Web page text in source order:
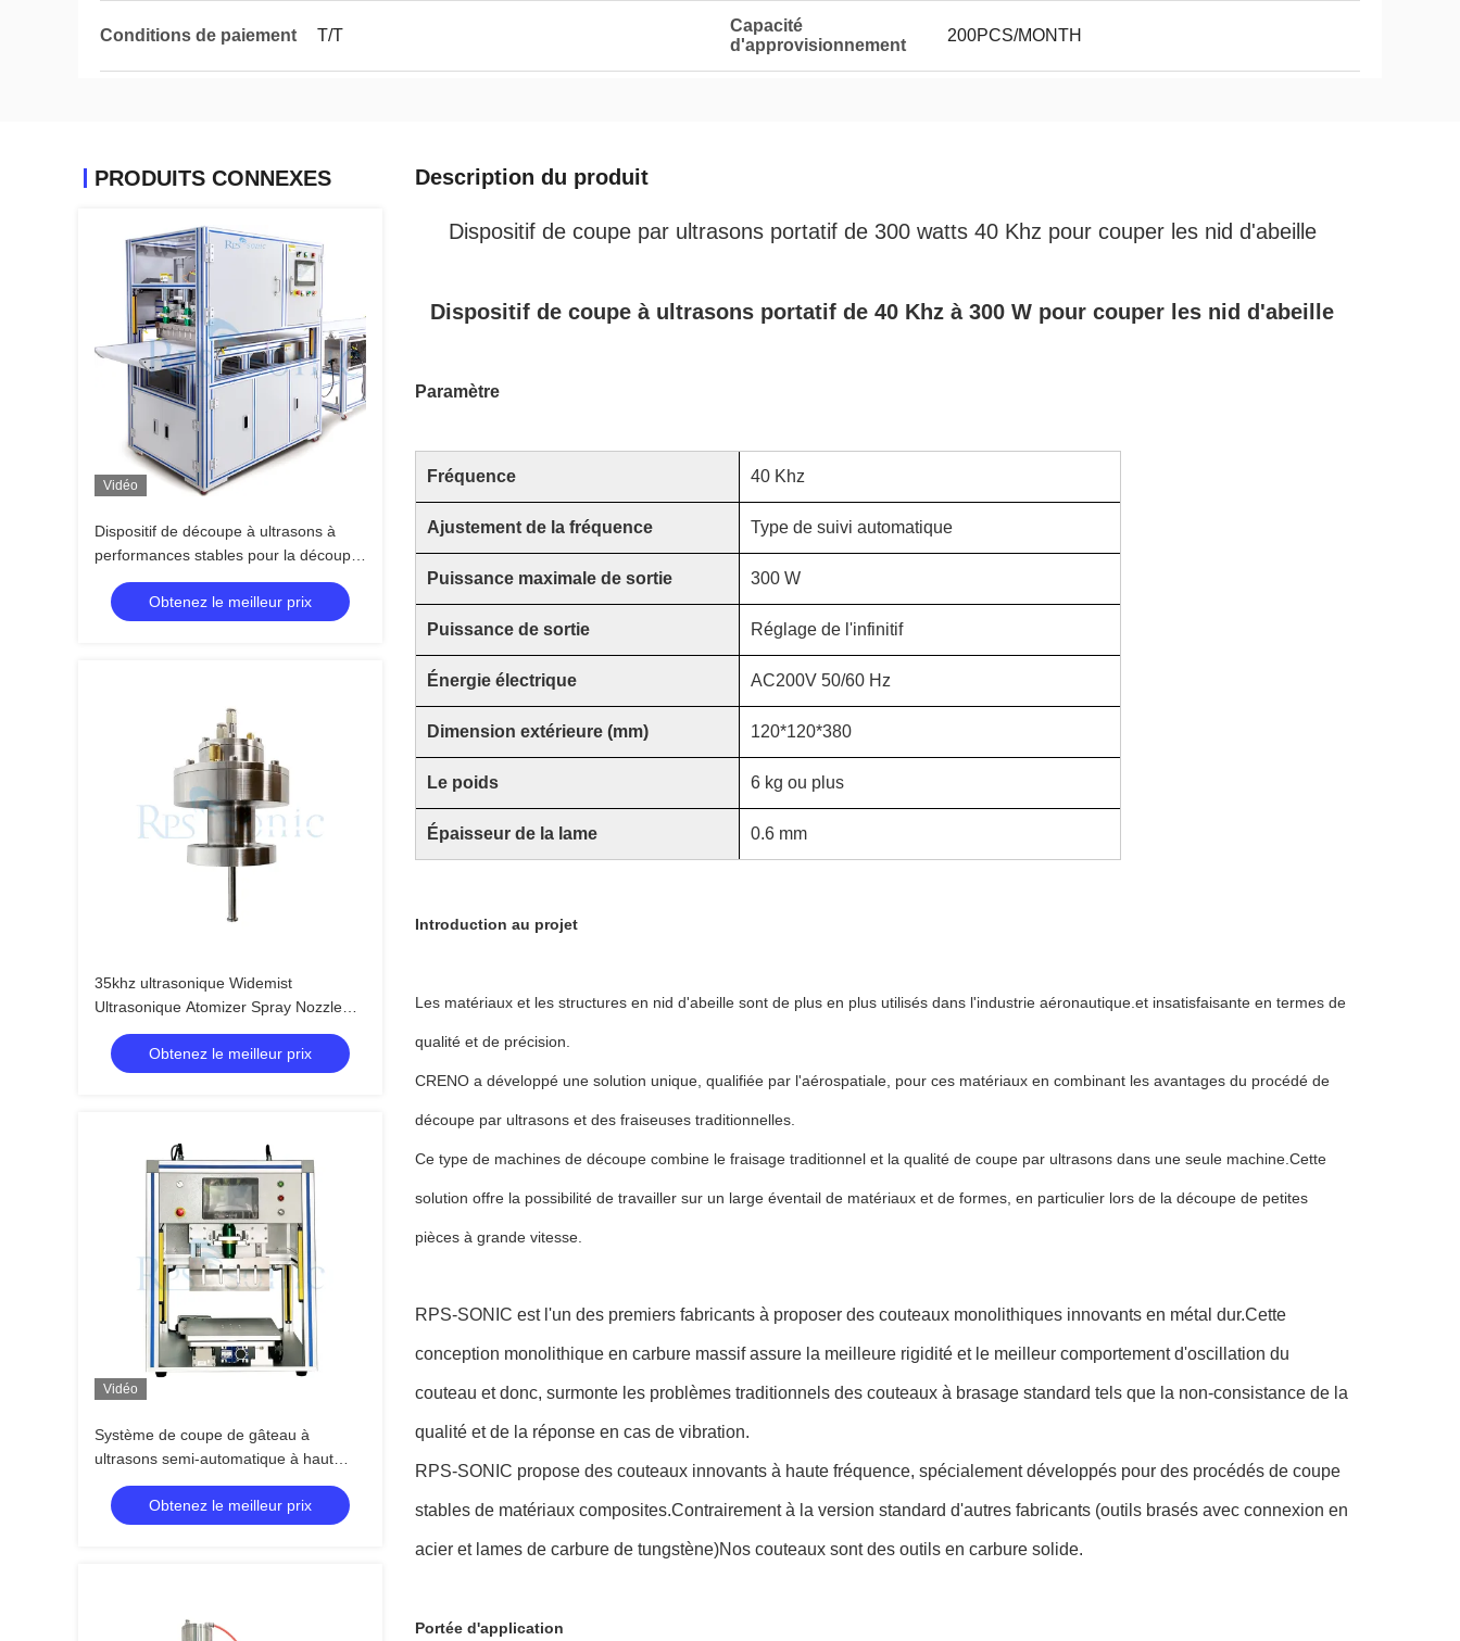
Conditions de paiement T/T
Capacité
d'approvisionnement
200PCS/MONTH
PRODUITS CONNEXES
Vidéo
Dispositif de découpe à ultrasons à
performances stables pour la découpe
de gâteaux, doté d'une lame large et
d'une utilisation facile pour la
boulangerie et la restauration
Obtenez le meilleur prix
35khz ultrasonique Widemist
Ultrasonique Atomizer Spray Nozzle
pour la fabrication de piles à
combustibleObtenez le meilleur prix
Vidéo
Système de coupe de gâteau à
ultrasons semi-automatique à haut
rendement couteau à ultrasons pour
machine à pâtisserie
Obtenez le meilleur prix
Description du produit
Dispositif de coupe par ultrasons portatif de 300 watts 40 Khz pour couper les nid d'abeille
Dispositif de coupe à ultrasons portatif de 40 Khz à 300 W pour couper les nid d'abeille
Paramètre
Fréquence 40 Khz
Ajustement de la fréquence Type de suivi automatique
Puissance maximale de sortie 300 W
Puissance de sortie Réglage de l'infinitif
Énergie électrique AC200V 50/60 Hz
Dimension extérieure (mm) 120*120*380
Le poids 6 kg ou plus
Épaisseur de la lame 0.6 mm
Introduction au projet
Les matériaux et les structures en nid d'abeille sont de plus en plus utilisés dans l'industrie aéronautique.et insatisfaisante en termes de
qualité et de précision.
CRENO a développé une solution unique, qualifiée par l'aérospatiale, pour ces matériaux en combinant les avantages du procédé de
découpe par ultrasons et des fraiseuses traditionnelles.
Ce type de machines de découpe combine le fraisage traditionnel et la qualité de coupe par ultrasons dans une seule machine.Cette
solution offre la possibilité de travailler sur un large éventail de matériaux et de formes, en particulier lors de la découpe de petites
pièces à grande vitesse.
RPS-SONIC est l'un des premiers fabricants à proposer des couteaux monolithiques innovants en métal dur.Cette
conception monolithique en carbure massif assure la meilleure rigidité et le meilleur comportement d'oscillation du
couteau et donc, surmonte les problèmes traditionnels des couteaux à brasage standard tels que la non-consistance de la
qualité et de la réponse en cas de vibration.
RPS-SONIC propose des couteaux innovants à haute fréquence, spécialement développés pour des procédés de coupe
stables de matériaux composites.Contrairement à la version standard d'autres fabricants (outils brasés avec connexion en
acier et lames de carbure de tungstène)Nos couteaux sont des outils en carbure solide.
Portée d'application